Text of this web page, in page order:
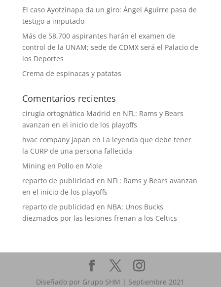
El caso Ayotzinapa da un giro: Ángel Aguirre pasa de
testigo a imputado
Más de 58,700 aspirantes harán el examen de
control de la UNAM; sede de CDMX será el Palacio de
los Deportes
Crema de espinacas y patatas
Comentarios recientes
cirugía ortognática Madrid en NFL: Rams y Bears
avanzan en el inicio de los playoffs
hvac company japan en La leyenda que debe tener
la CURP de una persona fallecida
Miningen Pollo en Mole
reparto de publicidad en NFL: Rams y Bears avanzan
en el inicio de los playoffs
reparto de publicidad en NBA: Unos Bucks
diezmados por las lesiones frenan a los Celtics
Diseñado por Grupo SHM | Septiembre 2021